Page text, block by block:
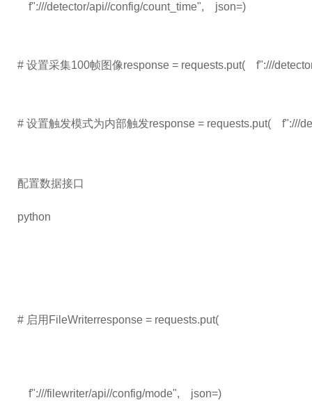
f":///detector/api//config/count_time",    json=)
# 设置采集100帧图像response = requests.put(    f":///
# 设置触发模式为内部触发response = requests.put(    f":///
配置数据接口
python
# 启用FileWriterresponse = requests.put(
f":///filewriter/api//config/mode",    json=)